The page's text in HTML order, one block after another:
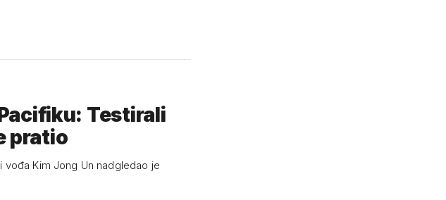
Testirali
sve pratio
Kim Jong Un nadgledao je